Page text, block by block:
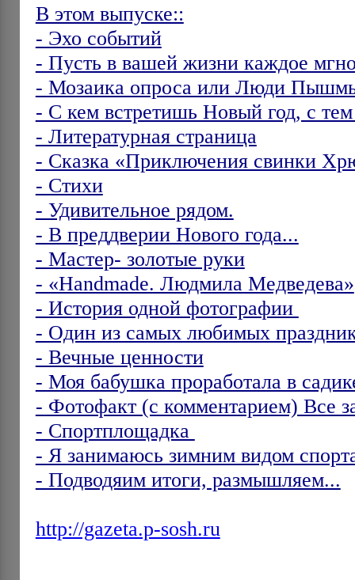
В этом выпуске::
- Эхо событий
- Пусть в вашей жизни каждое
- Мозаика опроса или Люди
- С кем встретишь Новый год, с
- Литературная страница
- Сказка «Приключения свинки
- Стихи
- Удивительное рядом.
- В преддверии Нового года...
- Мастер- золотые руки
- «Handmade. Людмила Медведева»
- История одной фотографии
- Один из самых любимых
- Вечные ценности
- Моя бабушка проработала в
- Фотофакт (с комментарием) Все
- Спортплощадка
- Я занимаюсь зимним видом
- Подводяим итоги, размышляем...
http://gazeta.p-sosh.ru